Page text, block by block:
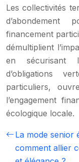
Les collectivités
financement
démultiplient
en sécurisant
d’obligations
particuliers,
l’engagement
écologique locale.
La mode senior
comment allier